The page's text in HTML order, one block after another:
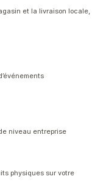
et la livraison locale,
niveau entreprise
physiques sur votre